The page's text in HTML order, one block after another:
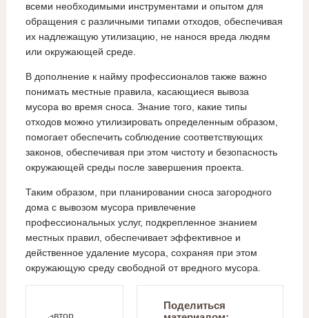
всеми необходимыми инструментами и опытом для
обращения с различными типами отходов, обеспечивая
их надлежащую утилизацию, не нанося вреда людям
или окружающей среде.
В дополнение к найму профессионалов также важно
понимать местные правила, касающиеся вывоза
мусора во время сноса. Знание того, какие типы
отходов можно утилизировать определенным образом,
помогает обеспечить соблюдение соответствующих
законов, обеспечивая при этом чистоту и безопасность
окружающей среды после завершения проекта.
Таким образом, при планировании сноса загородного
дома с вывозом мусора привлечение
профессиональных услуг, подкрепленное знанием
местных правил, обеспечивает эффективное и
действенное удаление мусора, сохраняя при этом
окружающую среду свободной от вредного мусора.
Поделиться